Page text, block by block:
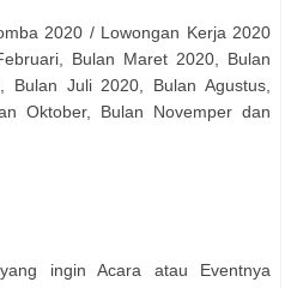
2020 / Lowongan Kerja 2020
Bulan Maret 2020, Bulan
Juli 2020, Bulan Agustus,
Oktober, Bulan Novemper dan
ingin Acara atau Eventnya